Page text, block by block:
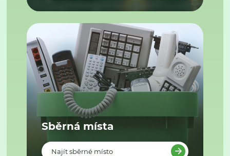
Sběrná místa
Najít sběrné místo